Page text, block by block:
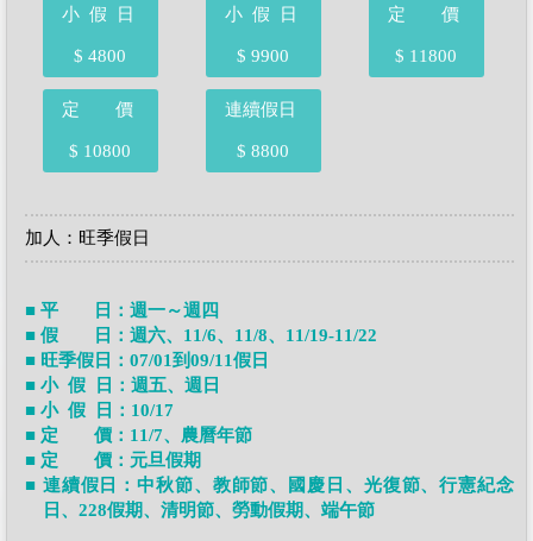
小 假 日
$ 4800
小 假 日
$ 9900
定 價
$ 11800
定 價
$ 10800
連續假日
$ 8800
加人：旺季假日
■ 平 日：週一～週四
■ 假 日：週六、11/6、11/8、11/19-11/22
■ 旺季假日：07/01到09/11假日
■ 小 假 日：週五、週日
■ 小 假 日：10/17
■ 定 價：11/7、農曆年節
■ 定 價：元旦假期
■ 連續假日：中秋節、教師節、國慶日、光復節、行憲紀念
日、228假期、清明節、勞動假期、端午節